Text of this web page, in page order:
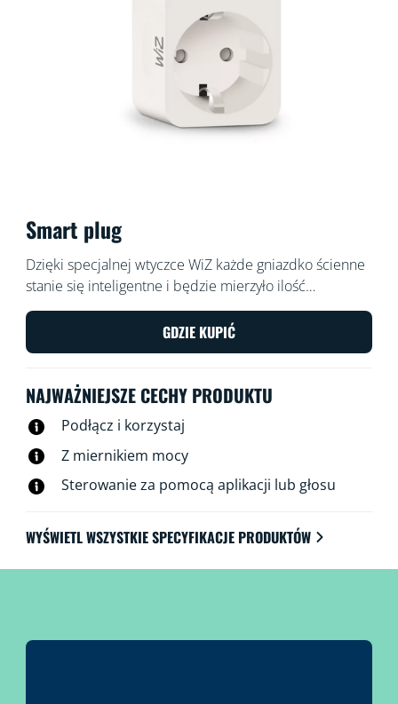
Smart plug
Dzięki specjalnej wtyczce WiZ każde gniazdko ścienne
stanie się inteligentne i będzie mierzyło ilość
zużywanej energii. Możesz sterować wtyczką za
pomocą aplikacji WiZ lub używając poleceń głosowych:
na przykład jednym dotknięciem włączać i wyłączać
GDZIE KUPIĆ
NAJWAŻNIEJSZE CECHY PRODUKTU
Podłącz i korzystaj
Z miernikiem mocy
Sterowanie za pomocą aplikacji lub głosu
WYŚWIETL WSZYSTKIE SPECYFIKACJE PRODUKTÓW